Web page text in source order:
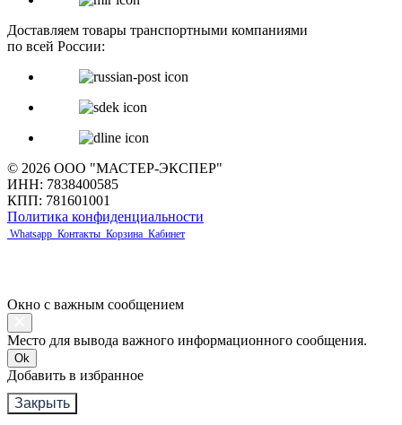
Доставляем товары транспортными компаниями
по всей России:
© 2026 ООО "МАСТЕР-ЭКСПЕР"
ИНН: 7838400585
КПП: 781601001
Политика конфиденциальности
Whatsapp Контакты Корзина Кабинет
Окно с важным сообщением
Место для вывода важного информационного сообщения.
Ok
Добавить в избранное
Закрыть